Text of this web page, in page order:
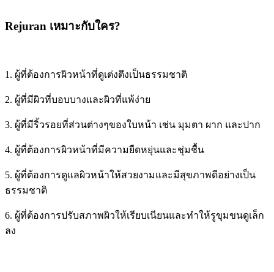
Rejuran เหมาะกับใคร?
1. ผู้ที่ต้องการผิวหน้าที่ดูเต่งตึงเป็นธรรมชาติ
2. ผู้ที่มีผิวที่บอบบางและผิวที่แพ้ง่าย
3. ผู้ที่มีริ้วรอยที่ส่วนต่างๆของใบหน้า เช่น มุมตา ผาก และปาก
4. ผู้ที่ต้องการผิวหน้าที่มีความยืดหยุ่นและชุ่มชื้น
5. ผู้ที่ต้องการดูแลผิวหน้าให้สวยงามและมีสุขภาพดีอย่างเป็น
ธรรมชาติ
6. ผู้ที่ต้องการปรับสภาพผิวให้เรียบเนียนและทำให้รูขุมขนดูเล็ก
ลง